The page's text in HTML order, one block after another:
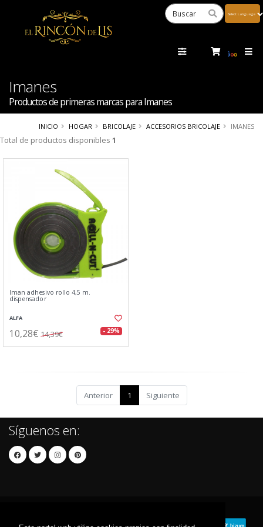
Imanes
Productos de primeras marcas para Imanes
INICIO HOGAR BRICOLAJE ACCESORIOS BRICOLAJE IMANES
Total de productos disponibles 1
Iman adhesivo rollo 4,5 m.
dispensador
ALFA
10,28€ 14,39€ - 29%
Anterior 1 Siguiente
Síguenos en: